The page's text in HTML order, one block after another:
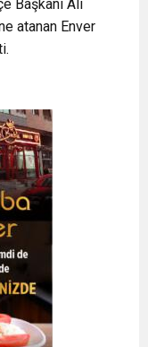
Başkanı Ali
atanan Enver